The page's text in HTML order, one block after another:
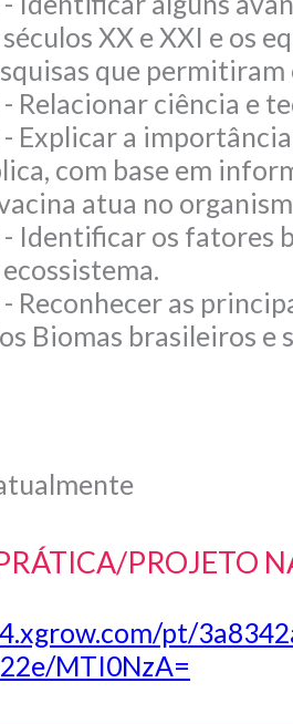
XX e XXI e os
que permitiram
- Relacionar ciência e
- Explicar a
com base em
atua no
- Identificar os fatores
Reconhecer as
Biomas brasileiros e
PROJETO
pt/
MTI0NzA=